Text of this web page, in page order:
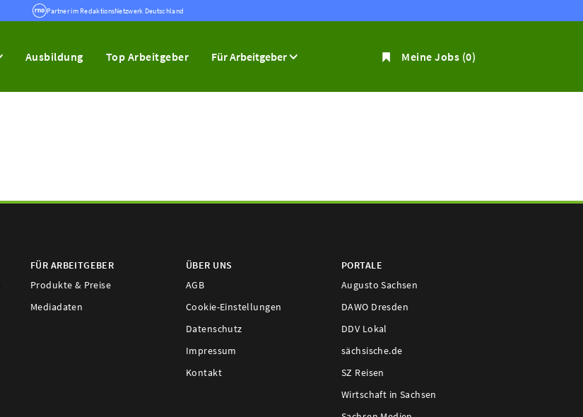
Partner im RedaktionsNetzwerk Deutschland
Ausbildung Top Arbeitgeber Für Arbeitgeber Meine Jobs (0)
FÜR ARBEITGEBER
Produkte & Preise
Mediadaten
ÜBER UNS
AGB
Cookie-Einstellungen
Datenschutz
Impressum
Kontakt
PORTALE
Augusto Sachsen
DAWO Dresden
DDV Lokal
sächsische.de
SZ Reisen
Wirtschaft in Sachsen